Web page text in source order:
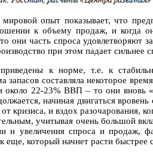
опыт показывает, что
к объему продаж, и когда
они часть спроса удовлетворяют
при этом падает сильнее
к норме, т.е. к
запасов составляла некоторое
около 22-23% ВВП – то они вновь
начиная двигаться
кризиса, и вздох разочарования,
учитывая очень большой
и увеличения спроса и продаж,
еще, который начнет расти быстрее